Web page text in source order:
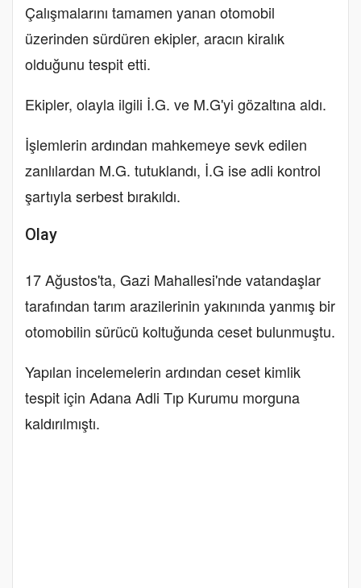
Çalışmalarını tamamen yanan otomobil
üzerinden sürdüren ekipler, aracın kiralık
olduğunu tespit etti.
Ekipler, olayla ilgili İ.G. ve M.G'yi gözaltına aldı.
İşlemlerin ardından mahkemeye sevk edilen
zanlılardan M.G. tutuklandı, İ.G ise adli kontrol
şartıyla serbest bırakıldı.
Olay
17 Ağustos'ta, Gazi Mahallesi'nde vatandaşlar
tarafından tarım arazilerinin yakınında yanmış bir
otomobilin sürücü koltuğunda ceset bulunmuştu.
Yapılan incelemelerin ardından ceset kimlik
tespit için Adana Adli Tıp Kurumu morguna
kaldırılmıştı.